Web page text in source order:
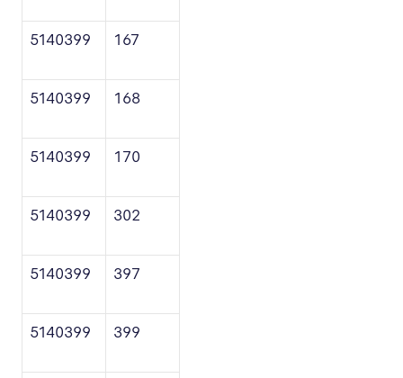
5140399 167
5140399 168
5140399 170
5140399 302
5140399 397
5140399 399